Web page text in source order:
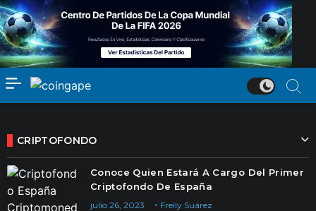
CRIPTOFONDO
Conoce Quien Estará A Cargo Del Primer
Criptofondo De España
Freily Suárez
julio 26, 2023